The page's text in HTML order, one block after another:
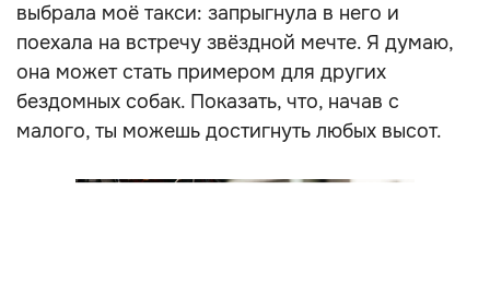
выбрала моё такси: запрыгнула в него и
поехала на встречу звёздной мечте. Я думаю,
она может стать примером для других
бездомных собак. Показать, что, начав с
малого, ты можешь достигнуть любых высот.